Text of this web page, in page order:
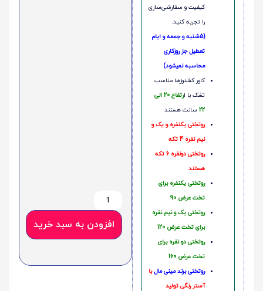
کیفیت و سفارشی‌سازی
را تجربه کنید.
(5شنبه و جمعه و ایام
تعطیل جز روزکاری
محاسبه نمیشود)
کاور کشدوزها مناسب
تشک با ا
رتفاع 20 الی
22 سانت هستند
روتختی یکنفره و یک و
نیم نفره 4 تکه
روتختی دونفره 6 تکه
هستند
روتختی یکنفره برای
تخت عرض 90
روتختی یک و نیم نفره
برای تخت عرض 120
روتختی دو نفره برای
تخت عرض 160
روتختی‌ برند مینی مالبا
آستر رنگی تولید
افزودن به سبد خرید